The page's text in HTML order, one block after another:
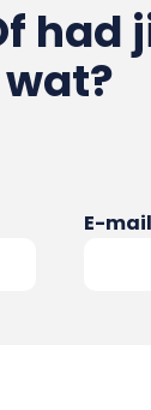
had
wat?
E-mail